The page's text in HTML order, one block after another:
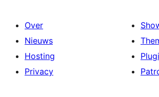
Over
Nieuws
Hosting
Privacy